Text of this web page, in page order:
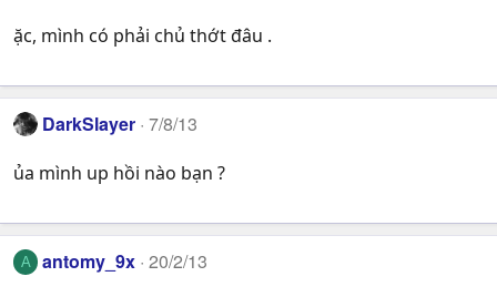
ặc, mình có phải chủ thớt đâu .
DarkSlayer 7/8/13
ủa mình up hồi nào bạn ?
A antomy_9x 20/2/13